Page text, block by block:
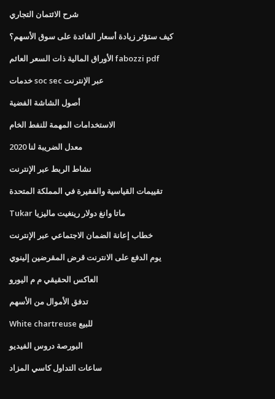
شرح الائتمان التجاري
كيف ستؤثر زيادة أسعار الفائدة على سوق الأسهم؟
الأوراق المالية ذات السعر العائم fabozzi pdf
خدمات soc sec عبر الإنترنت
أصول الشاشة الفضية
الاستخدامات المهمة للنفط الخام
معدل الضريبة لنا 2020
نشاط الربط عبر الإنترنت
تقييمات القياسية والفقيرة في المملكة المتحدة
Tukar ماتا وانغ دولار رينغيت ماليزيا
خطاب إعانة الضمان الاجتماعي عبر الإنترنت
يوم الدفع على الانترنت قرض المقرضين إلينوي
العاكس الحقيقي م م اليورو
تدفق الأموال من الأسهم
White chartreuse للبيع
البورصة دروس الفيديو
ساعات التداول كاسي المزاد